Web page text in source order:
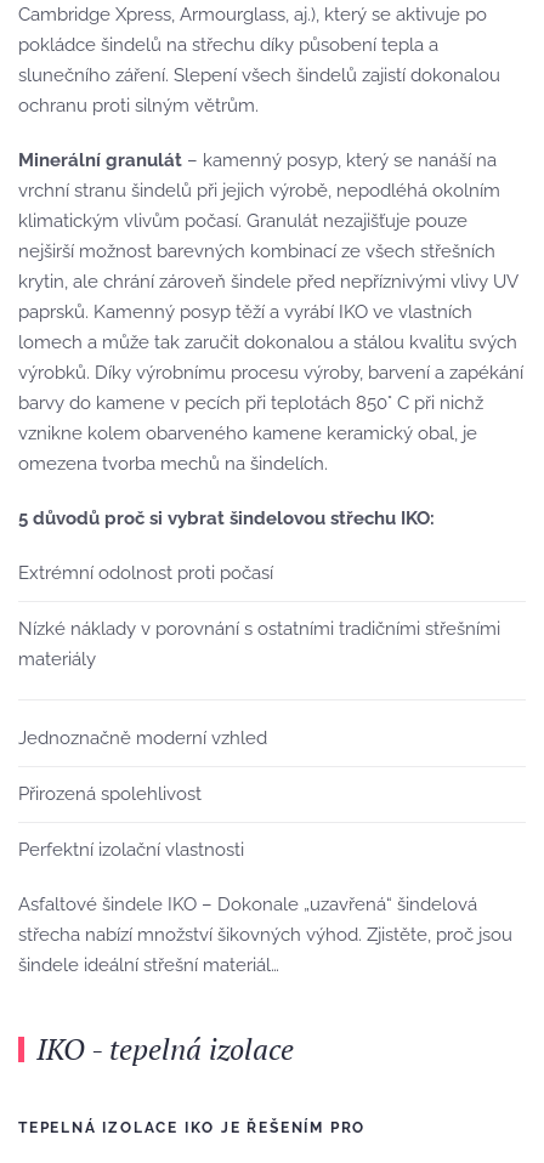
Cambridge Xpress, Armourglass, aj.), který se aktivuje po
pokládce šindelů na střechu díky působení tepla a
slunečního záření. Slepení všech šindelů zajistí dokonalou
ochranu proti silným větrům.
Minerální granulát – kamenný posyp, který se nanáší na
vrchní stranu šindelů při jejich výrobě, nepodléhá okolním
klimatickým vlivům počasí. Granulát nezajišťuje pouze
nejširší možnost barevných kombinací ze všech střešních
krytin, ale chrání zároveň šindele před nepříznivými vlivy UV
paprsků. Kamenný posyp těží a vyrábí IKO ve vlastních
lomech a může tak zaručit dokonalou a stálou kvalitu svých
výrobků. Díky výrobnímu procesu výroby, barvení a zapékání
barvy do kamene v pecích při teplotách 850° C při nichž
vznikne kolem obarveného kamene keramický obal, je
omezena tvorba mechů na šindelích.
5 důvodů proč si vybrat šindelovou střechu IKO:
Extrémní odolnost proti počasí
Nízké náklady v porovnání s ostatními tradičními střešními
materiály
Jednoznačně moderní vzhled
Přirozená spolehlivost
Perfektní izolační vlastnosti
Asfaltové šindele IKO – Dokonale „uzavřená“ šindelová
střecha nabízí množství šikovných výhod. Zjistěte, proč jsou
šindele ideální střešní materiál…
IKO - tepelná izolace
TEPELNÁ IZOLACE IKO JE ŘEŠENÍM PRO